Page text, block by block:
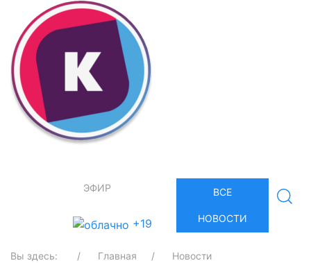
ЭФИР
+19
ВСЕ
НОВОСТИ
Вы здесь: Главная Новости